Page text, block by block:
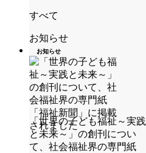
すべて
お知らせ
お知らせ
「世界の子ども福祉～実践
と未来～」の創刊につい
て、社会福祉界の専門紙